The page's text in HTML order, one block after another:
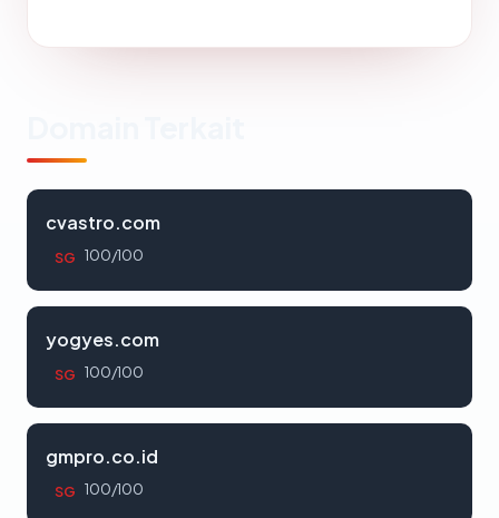
cvastro.com
SG 100/100
yogyes.com
SG 100/100
gmpro.co.id
SG 100/100